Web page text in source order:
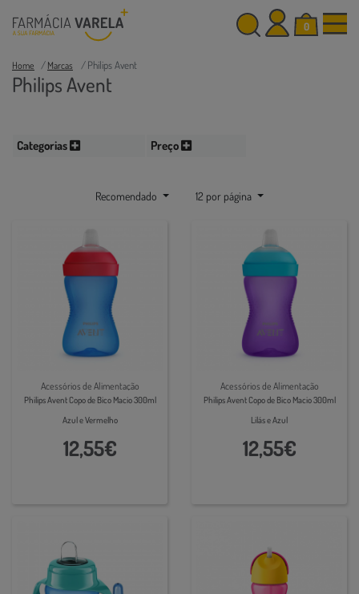
0
Home Marcas Philips Avent
Philips Avent
Categorias Preço
Recomendado 12 por página
Acessórios de Alimentação
Philips Avent Copo de Bico Macio 300ml
Azul e Vermelho
12,55€
Acessórios de Alimentação
Philips Avent Copo de Bico Macio 300ml
Lilás e Azul
12,55€